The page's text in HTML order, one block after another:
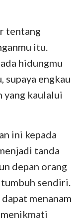
tentang
itu.
hidungmu
supaya engkau
yang kaulalui
ini kepada
tanda
depan orang
sendiri.
menanam